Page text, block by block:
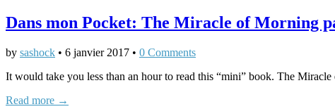
Dans mon Pocket: The Miracle of Morning
by sashock • 6 janvier 2017 • 0 Comments
It would take you less than an hour to read this “mini” book. The
Read more →